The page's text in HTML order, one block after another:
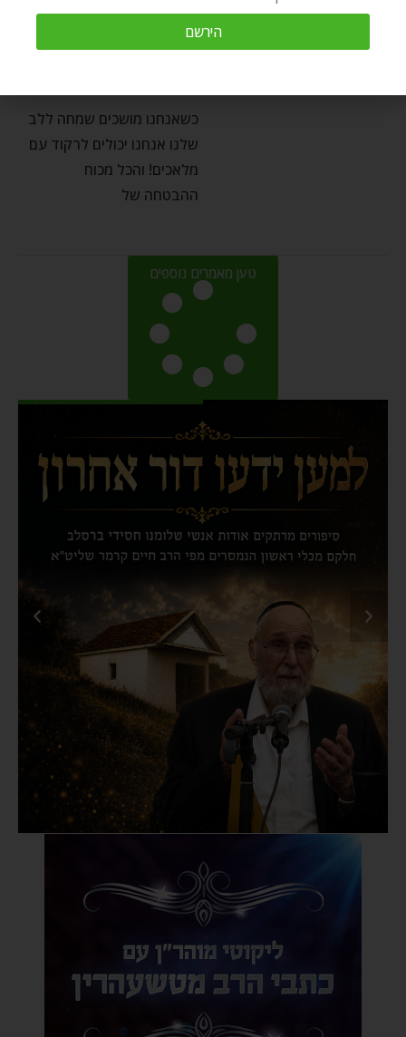
לרקוד עם מלאכים – פרשת
השבוע ויצא
כשאנחנו מושכים שמחה ללב
שלנו אנחנו יכולים לרקוד עם
מלאכים! והכל מכוח
ההבטחה של
טען מאמרים נוספים
הירשם